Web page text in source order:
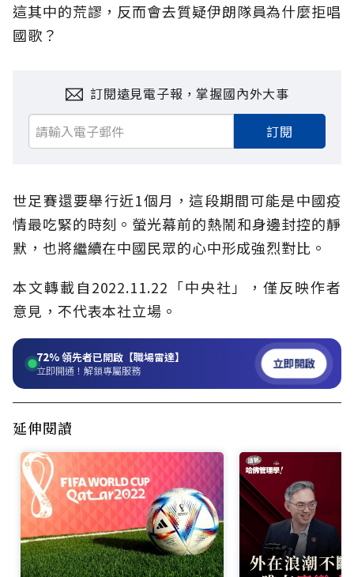
這其中的荒謬，反而會去質疑伊朗隊員為什麼拒唱
國歌？
訂閱遠見電子報，掌握國內外大事
訂閱
世足賽還要舉行近1個月，這段期間可能是中國疫
情最吃緊的時刻。螢光幕前的熱鬧和身邊封控的靜
默，也將繼續在中國民眾的心中形成強烈對比。
本文轉載自2022.11.22 「中央社」
，僅反映作者
意見，不代表本社立場。
72%領先者已開啟【職場雷達】
立即開通！解鎖專屬服務 立即開啟
延伸閱讀